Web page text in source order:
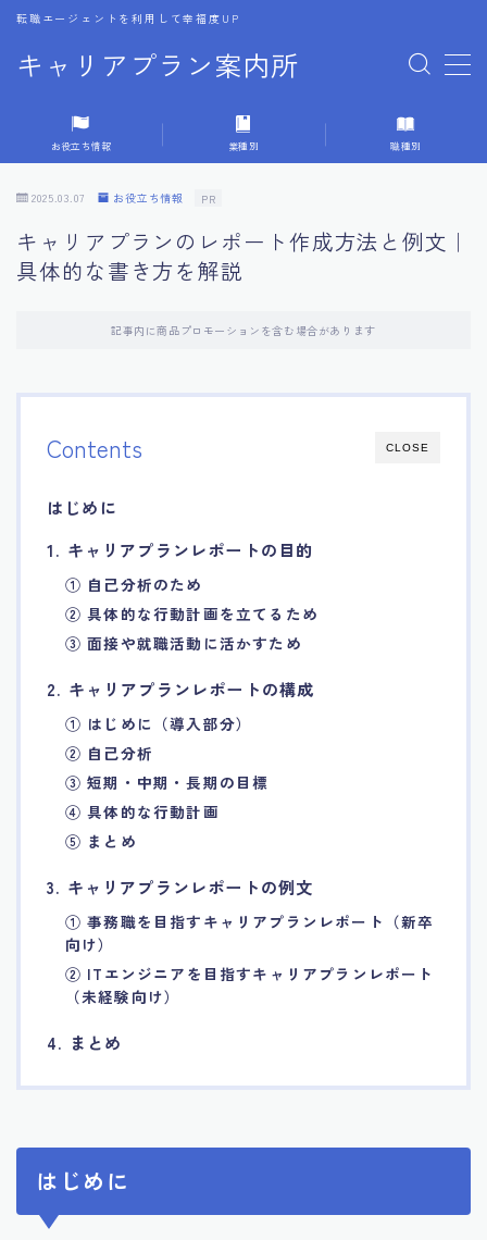
キャリアプラン案内所
転職エージェントを利用して幸福度UP
MENU
1.転職エージェントの選び方
3.キャリア相談時の質問リスト
4.キャリア目標設定の方法
5.キャリアチェンジの体験談
6.専門家からのアドバイス集
7.エージェント面談のポイント
8.非公開求人の魅力
9.年代別の目標設定ポイント
10.エージェント利用時の注意点
11.転職相談で分かる自分の強み
12.異業種への転職成功手法
13.キャリアアップする為の戦略
14.エージェント利用者の成功事例集
お役立ち情報 業種別 職種別
2025.03.07 お役立ち情報 PR
キャリアプランのレポート作成方法と例文｜
具体的な書き方を解説
記事内に商品プロモーションを含む場合があります
CLOSE
Contents
はじめに
1. キャリアプランレポートの目的
① 自己分析のため
② 具体的な行動計画を立てるため
③ 面接や就職活動に活かすため
2. キャリアプランレポートの構成
① はじめに（導入部分）
② 自己分析
③ 短期・中期・長期の目標
④ 具体的な行動計画
⑤ まとめ
3. キャリアプランレポートの例文
① 事務職を目指すキャリアプランレポート（新卒
向け）
② ITエンジニアを目指すキャリアプランレポート
（未経験向け）
4. まとめ
はじめに